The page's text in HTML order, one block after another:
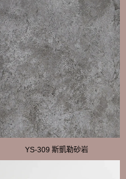
YS-309 斯凱勒砂岩